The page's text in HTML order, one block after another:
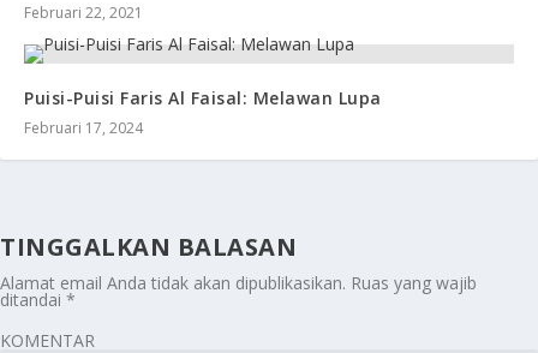
Februari 22, 2021
Puisi-Puisi Faris Al Faisal: Melawan Lupa
Februari 17, 2024
TINGGALKAN BALASAN
Alamat email Anda tidak akan dipublikasikan. Ruas yang wajib
ditandai *
KOMENTAR